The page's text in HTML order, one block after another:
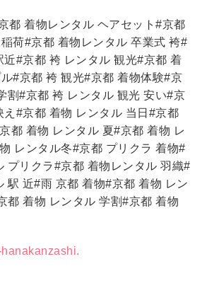
都 着物レンタル ヘアセット#京都
荷#京都 着物レンタル 卒業式 袴#
近#京都 袴 レンタル 観光#京都 着
#京都 袴 観光#京都 着物体験#京
割#京都 袴 レンタル 観光 安い#京
え#京都 着物 レンタル 当日#京都
都 着物 レンタル 夏#京都 着物 レ
レンタル冬#京都 プリクラ 着物#
プリクラ#京都 着物レンタル 羽織#
駅 近#雨 京都 着物#京都 着物 レン
都 着物 レンタル 学割#京都 着物